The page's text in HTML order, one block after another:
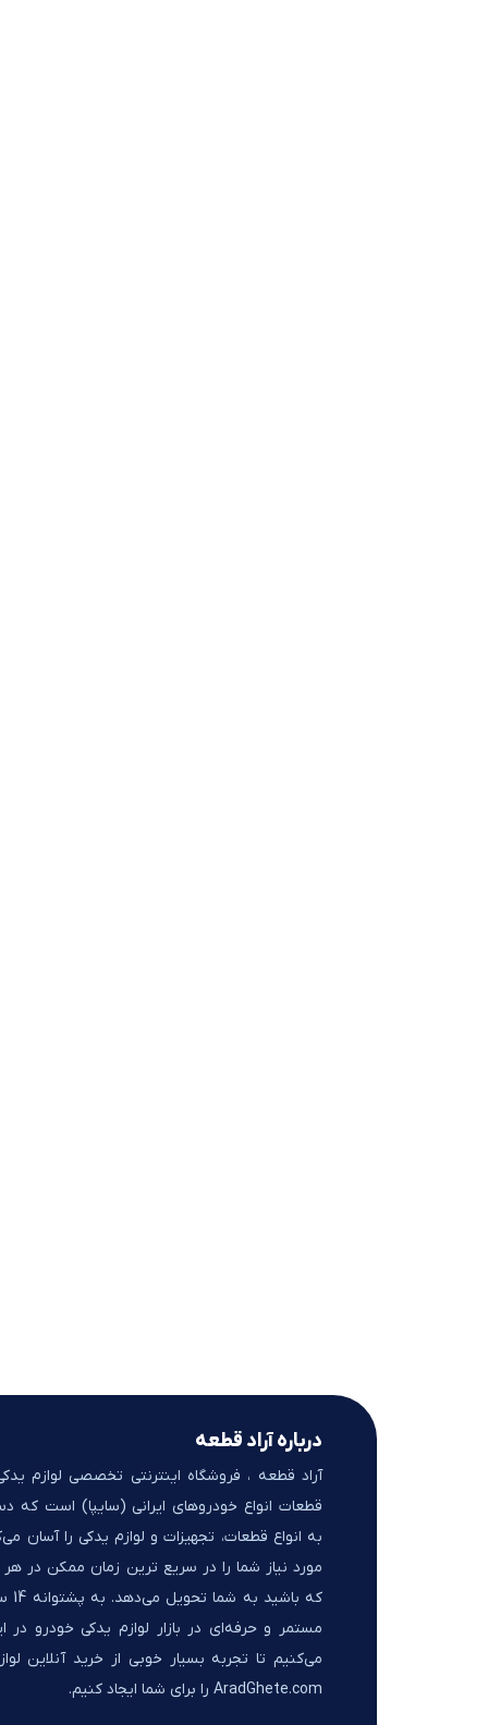
درباره آراد قطعه
آراد قطعه ، فروشگاه اینترنتی تخصصی لوازم
قطعات انواع خودروهای ایرانی (سایپا) است که
به انواع قطعات، تجهیزات و لوازم یدکی را آسان
مورد نیاز شما را در سریع ترین زمان ممکن در هر
که
مستمر و حرفه‌ای در بازار لوازم یدکی خودرو در
می‌کنیم تا تجربه بسیار خوبی از خرید آنلاین
AradGhete.com را برای شما ایجاد کنیم.